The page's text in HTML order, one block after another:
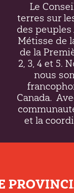
Le
terres sur
des
Métisse de
de la
2, 3, 4 et 5.
nous
Canada.
et la